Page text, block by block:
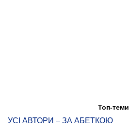
Топ-теми
УСІ АВТОРИ – ЗА АБЕТКОЮ